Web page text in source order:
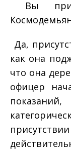
Вы
Да,
как она
что она
офицер